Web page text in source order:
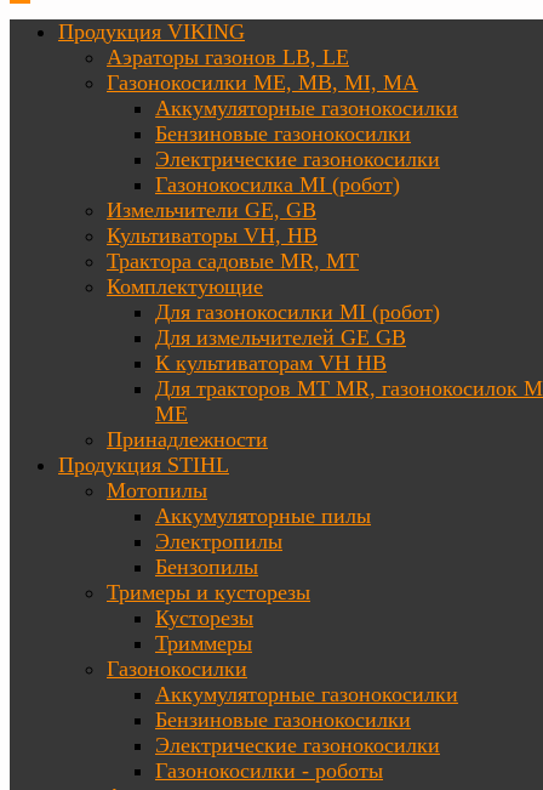
Продукция VIKING
Аэраторы газонов LB, LE
Газонокосилки ME, MB, MI, MA
Аккумуляторные газонокосилки
Бензиновые газонокосилки
Электрические газонокосилки
Газонокосилка MI (робот)
Измельчители GE, GB
Культиваторы VH, HB
Трактора садовые MR, MT
Комплектующие
Для газонокосилки MI (робот)
Для измельчителей GE GB
К культиваторам VH HB
Для тракторов МТ MR, газонокосилок
ME
Принадлежности
Продукция STIHL
Мотопилы
Аккумуляторные пилы
Электропилы
Бензопилы
Тримеры и кусторезы
Кусторезы
Триммеры
Газонокосилки
Аккумуляторные газонокосилки
Бензиновые газонокосилки
Электрические газонокосилки
Газонокосилки - роботы